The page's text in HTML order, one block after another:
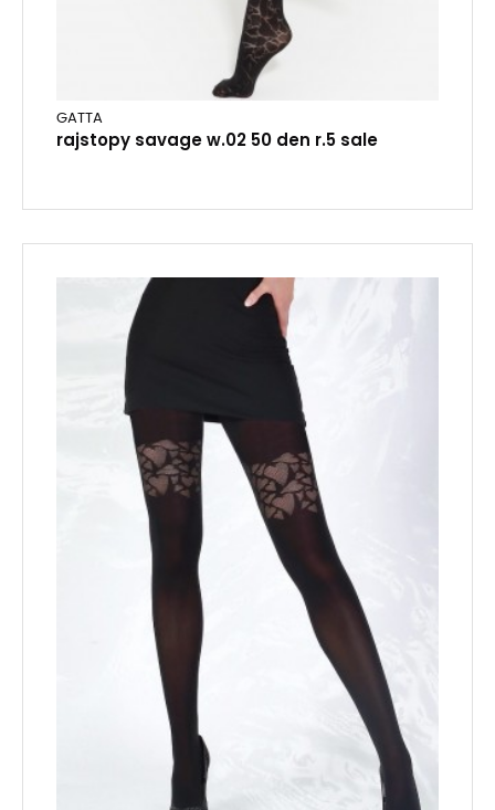
GATTA
rajstopy savage w.02 50 den r.5 sale